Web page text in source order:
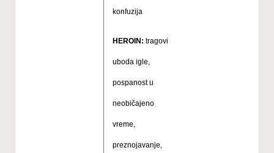
konfuzija
HEROIN: tragovi
uboda igle,
pospanost u
neobičajeno
vreme,
preznojavanje,